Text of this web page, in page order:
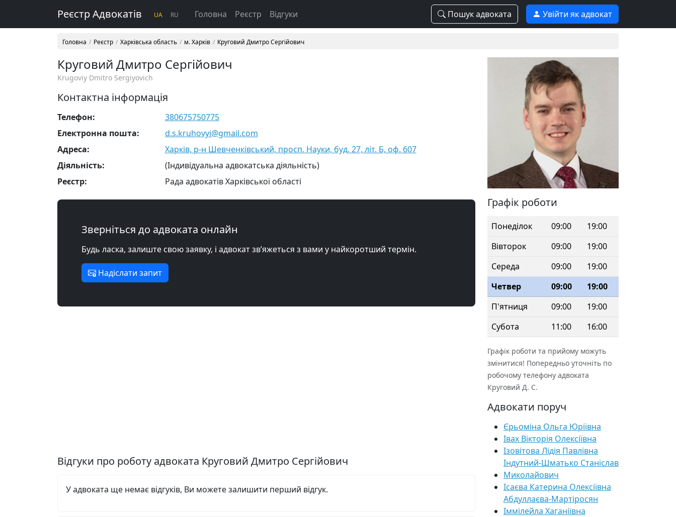
Реєстр Адвокатів UA RU Головна Реєстр Відгуки Пошук адвоката Увійти як адвокат
Головна Реєстр Харківська область м. Харків Круговий Дмитро Сергійович
Круговий Дмитро Сергійович
Krugoviy Dmitro Sergiyovich
Контактна інформація
Телефон:
380675750775
Електронна пошта:
d.s.kruhovyi@gmail.com
Адреса:
Харків, р-н Шевченківський, просп. Науки, буд. 27, літ. Б, оф. 607
Діяльність:
(Індивідуальна адвокатська діяльність)
Реєстр:
Рада адвокатів Харківської області
Зверніться до адвоката онлайн
Будь ласка, залиште свою заявку, і адвокат зв’яжеться з вами у найкоротший термін.
Надіслати запит
Відгуки про роботу адвоката Круговий Дмитро Сергійович
У адвоката ще немає відгуків, Ви можете залишити перший відгук.
Графік роботи
Понеділок 09:00
19:00
Вівторок
09:00
19:00
Середа
09:00
19:00
Четвер
09:00
19:00
П'ятниця
09:00
19:00
Субота
11:00 16:00
Графік роботи та прийому можуть
змінитися! Попередньо уточніть по
робочому телефону адвоката
Круговий Д. С.
Адвокати поруч
Єрьоміна Ольга Юріївна
Івах Вікторія Олексіївна
Ізовітова Лідія Павлівна
Індутний-Шматько Станіслав
Миколайович
Ісаєва Катерина Олексіївна
Абдуллаєва-Мартіросян
Іммілейла Хаганіївна